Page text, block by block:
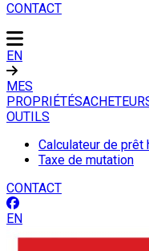
CONTACT
EN
MES
PROPRIÉTÉS
OUTILS
Calculateur de prêt
Taxe de mutation
CONTACT
EN